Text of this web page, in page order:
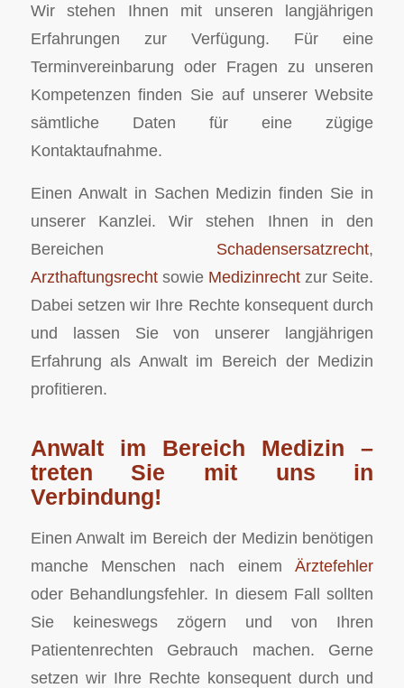
Wir stehen Ihnen mit unseren langjährigen
Erfahrungen zur Verfügung. Für eine
Terminvereinbarung oder Fragen zu unseren
Kompetenzen finden Sie auf unserer Website
sämtliche Daten für eine zügige
Kontaktaufnahme.
Einen Anwalt in Sachen Medizin finden Sie in
unserer Kanzlei. Wir stehen Ihnen in den
Bereichen Schadensersatzrecht,
Arzthaftungsrechtsowie Medizinrecht zur Seite.
Dabei setzen wir Ihre Rechte konsequent durch
und lassen Sie von unserer langjährigen
Erfahrung als Anwalt im Bereich der Medizin
profitieren.
Anwalt im Bereich Medizin –
treten Sie mit uns in
Verbindung!
Einen Anwalt im Bereich der Medizin benötigen
manche Menschen nach einemÄrztefehler
oder Behandlungsfehler. In diesem Fall sollten
Sie keineswegs zögern und von Ihren
Patientenrechten Gebrauch machen. Gerne
setzen wir Ihre Rechte konsequent durch und